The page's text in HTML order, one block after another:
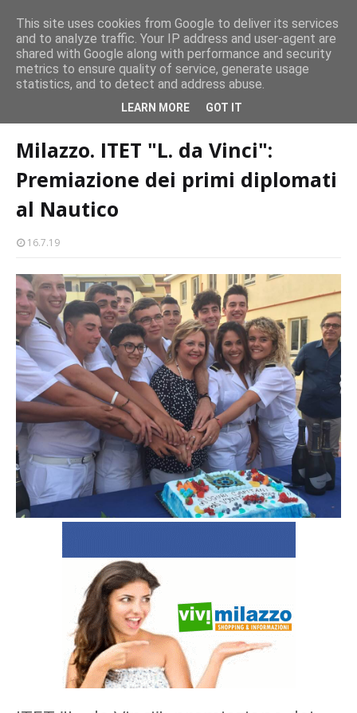
Milazzo 28ª Sagra del Pesce a Vaccarella: il programma
EVENTI
Milazzo. ITET "L. da Vinci": Premiazione dei primi
Milazzo. ITET "L. da Vinci":
Premiazione dei primi diplomati
al Nautico
16.7.19
This site uses cookies from Google to deliver its services
and to analyze traffic. Your IP address and user-agent are
shared with Google along with performance and security
metrics to ensure quality of service, generate usage
statistics, and to detect and address abuse.
LEARN MORE GOT IT